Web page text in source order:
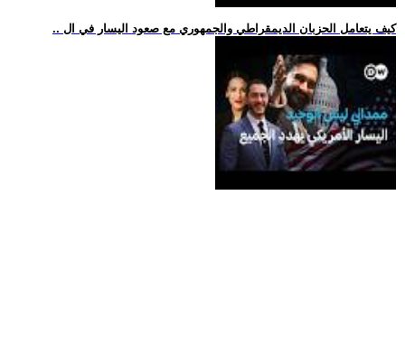
.. كيف يتعامل الحزبان الديمقراطي والجمهوري مع صعود اليسار في ال